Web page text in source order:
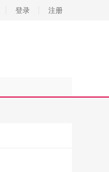
登录 注册